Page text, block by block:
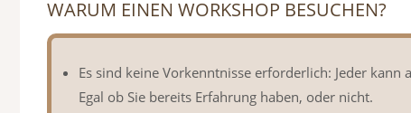
WARUM EINEN WORKSHOP BESUCHEN?
Es sind keine Vorkenntnisse erforderlich: Jeder
Egal ob Sie bereits Erfahrung haben, oder nicht.